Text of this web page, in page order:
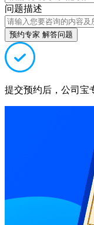
问题描述
预约专家 解答问题
提交预约后，公司宝